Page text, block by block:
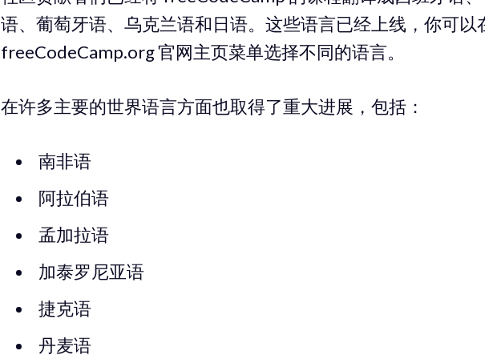
语、葡萄牙语、乌克兰语和日语。这些语言已经上线，你可以
freeCodeCamp.org 官网主页菜单选择不同的语言。
在许多主要的世界语言方面也取得了重大进展，包括：
南非语
阿拉伯语
孟加拉语
加泰罗尼亚语
捷克语
丹麦语